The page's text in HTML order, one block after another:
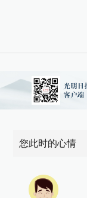
您此时的心情